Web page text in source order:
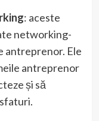
: aceste
networking-
antreprenor. Ele
antreprenor
și să